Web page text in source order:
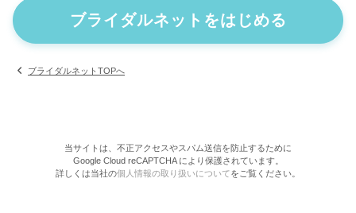
ブライダルネットをはじめる
ブライダルネットTOPへ
当サイトは、不正アクセスやスパム送信を防止するために
Google Cloud reCAPTCHA により保護されています。
詳しくは当社の個人情報の取り扱いについてをご覧ください。